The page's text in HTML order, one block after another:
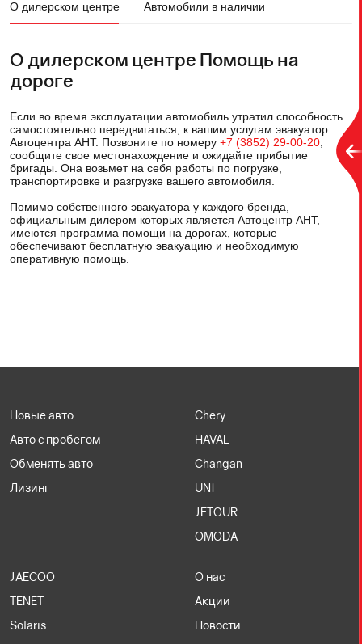
О дилерском центре Автомобили в наличии
О дилерском центре Помощь на
дороге
Если во время эксплуатации автомобиль утратил способность
самостоятельно передвигаться, к вашим услугам эвакуатор
Автоцентра АНТ. Позвоните по номеру +7 (3852) 29-00-20,
сообщите свое местонахождение и ожидайте прибытие
бригады. Она возьмет на себя работы по погрузке,
транспортировке и разгрузке вашего автомобиля.
Помимо собственного эвакуатора у каждого бренда,
официальным дилером которых является Автоцентр АНТ,
имеются программа помощи на дорогах, которые
обеспечивают бесплатную эвакуацию и необходимую
оперативную помощь.
Новые авто
Авто с пробегом
Обменять авто
Лизинг
Chery
HAVAL
Changan
UNI
JETOUR
OMODA
JAECOO
TENET
Solaris
О нас
Акции
Новости